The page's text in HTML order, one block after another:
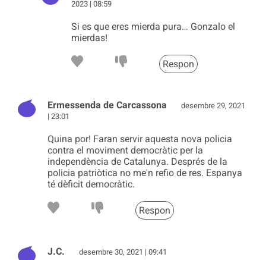
2023 | 08:59
Si es que eres mierda pura… Gonzalo el
mierdas!
Respon
Ermessenda de Carcassona
desembre 29, 2021
| 23:01
Quina por! Faran servir aquesta nova policia
contra el moviment democràtic per la
independència de Catalunya. Després de la
policia patriòtica no me'n refio de res. Espanya
té dèficit democràtic.
Respon
J.C. desembre 30, 2021 | 09:41